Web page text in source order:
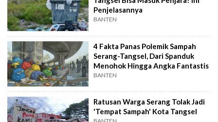
Penjelasannya
BANTEN
4 Fakta Panas Polemik Sampah
Serang-Tangsel, Dari Spanduk
Menohok Hingga Angka Fantastis
BANTEN
Ratusan Warga Serang Tolak Jadi
'Tempat Sampah' Kota Tangsel